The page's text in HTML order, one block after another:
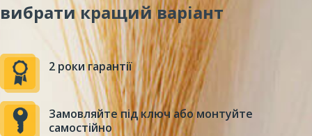
вибрати кращий варіант
2 роки гарантії
Замовляйте під ключ або монтуйте
самостійно